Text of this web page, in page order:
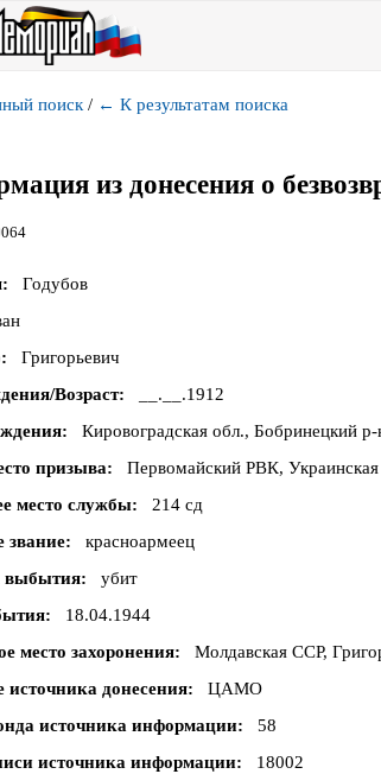
поиск / ← К результатам поиска
из донесения о
Годубов
Григорьевич
Возраст
__.__.1912
Кировоградская обл., Бобринецкий
призыва
Первомайский РВК,
место службы
214 сд
звание
красноармеец
выбытия
убит
18.04.1944
место захоронения
Молдавская ССР,
источника донесения
ЦАМО
источника информации
58
источника информации
18002